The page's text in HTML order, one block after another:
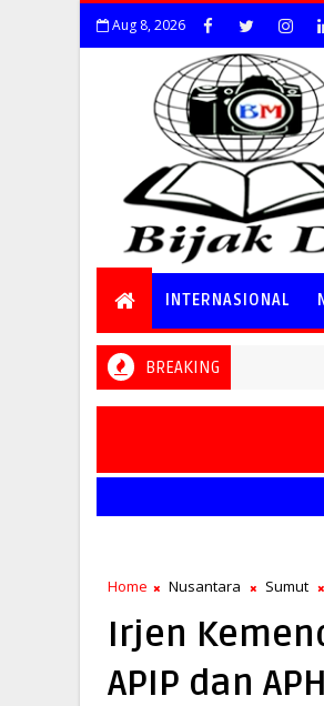
Aug 8, 2026
INTERNASIONAL
BREAKING
Home Nusantara Sumut
Irjen
APIP dan